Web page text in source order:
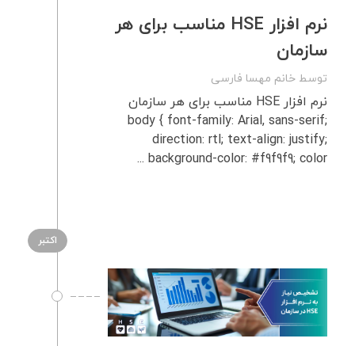
نرم‌ افزار HSE مناسب برای هر
سازمان
توسط خانم مهسا فارسی
نرم‌ افزار HSE مناسب برای هر سازمان
body { font-family: Arial, sans-serif;
direction: rtl; text-align: justify;
background-color: #f9f9f9; color ...
اکتبر